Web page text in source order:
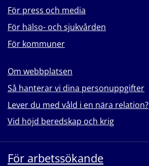
För press och media
För hälso- och sjukvården
För kommuner
Om webbplatsen
Så hanterar vi dina personuppgifter
Lever du med våld i en nära relation?
Vid höjd beredskap och krig
För arbetssökande